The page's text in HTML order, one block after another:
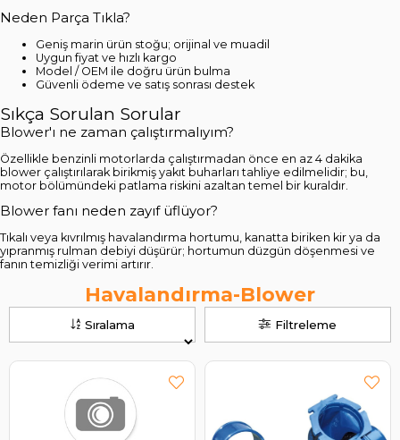
Neden Parça Tıkla?
Geniş marin ürün stoğu; orijinal ve muadil
Uygun fiyat ve hızlı kargo
Model / OEM ile doğru ürün bulma
Güvenli ödeme ve satış sonrası destek
Sıkça Sorulan Sorular
Blower'ı ne zaman çalıştırmalıyım?
Özellikle benzinli motorlarda çalıştırmadan önce en az 4 dakika
blower çalıştırılarak birikmiş yakıt buharları tahliye edilmelidir; bu,
motor bölümündeki patlama riskini azaltan temel bir kuraldır.
Blower fanı neden zayıf üflüyor?
Tıkalı veya kıvrılmış havalandırma hortumu, kanatta biriken kir ya da
yıpranmış rulman debiyi düşürür; hortumun düzgün döşenmesi ve
fanın temizliği verimi artırır.
Filtreleme
Sıralama
Havalandırma-Blower